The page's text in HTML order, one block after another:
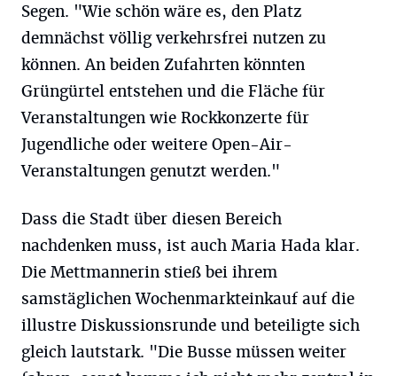
Segen. "Wie schön wäre es, den Platz
demnächst völlig verkehrsfrei nutzen zu
können. An beiden Zufahrten könnten
Grüngürtel entstehen und die Fläche für
Veranstaltungen wie Rockkonzerte für
Jugendliche oder weitere Open-Air-
Veranstaltungen genutzt werden."
Dass die Stadt über diesen Bereich
nachdenken muss, ist auch Maria Hada klar.
Die Mettmannerin stieß bei ihrem
samstäglichen Wochenmarkteinkauf auf die
illustre Diskussionsrunde und beteiligte sich
gleich lautstark. "Die Busse müssen weiter